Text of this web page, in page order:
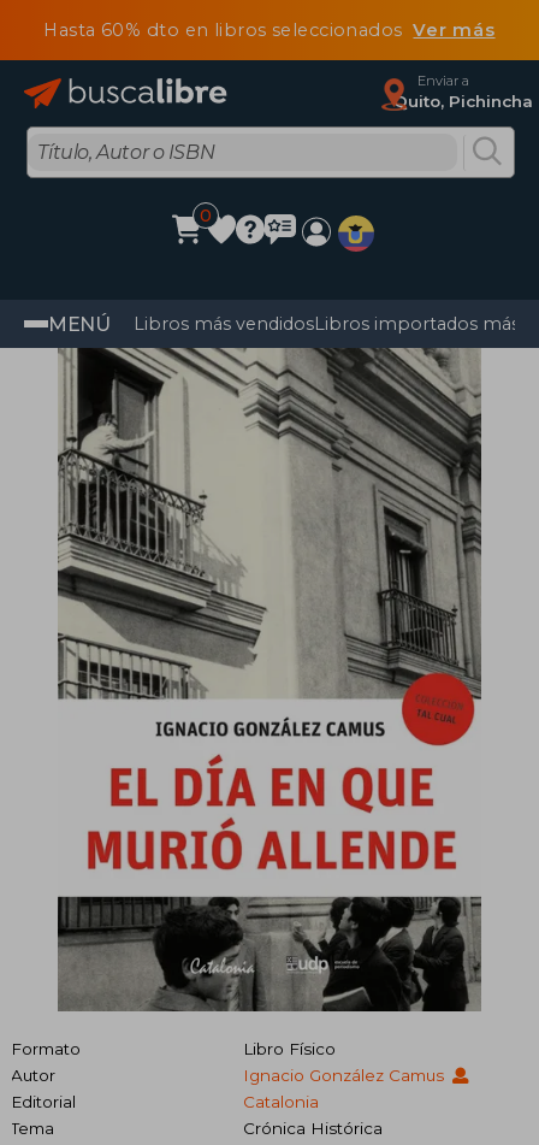
Hasta 60% dto en libros seleccionadosVer más
Enviar a
Quito, Pichincha
0
MENÚ Libros más vendidosLibros importados más
Formato
Libro Físico
Autor
Ignacio González Camus
Editorial
Catalonia
Tema
Crónica Histórica